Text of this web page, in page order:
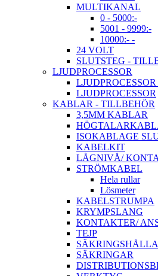
MULTIKANAL
0 - 5000:-
5001 - 9999:-
10000:- -
24 VOLT
SLUTSTEG -
LJUDPROCESSOR
LJUDPROCESSOR
KABLAR - TILLBEHÖR
3,5MM KABLAR
ISOKABLAGE
KABELKIT
LÅGNIVÅ/
STRÖMKABEL
Hela rullar
Lösmeter
KABELSTRUMPA
KRYMPSLANG
KONTAKTER/
TEJP
SÄKRINGAR